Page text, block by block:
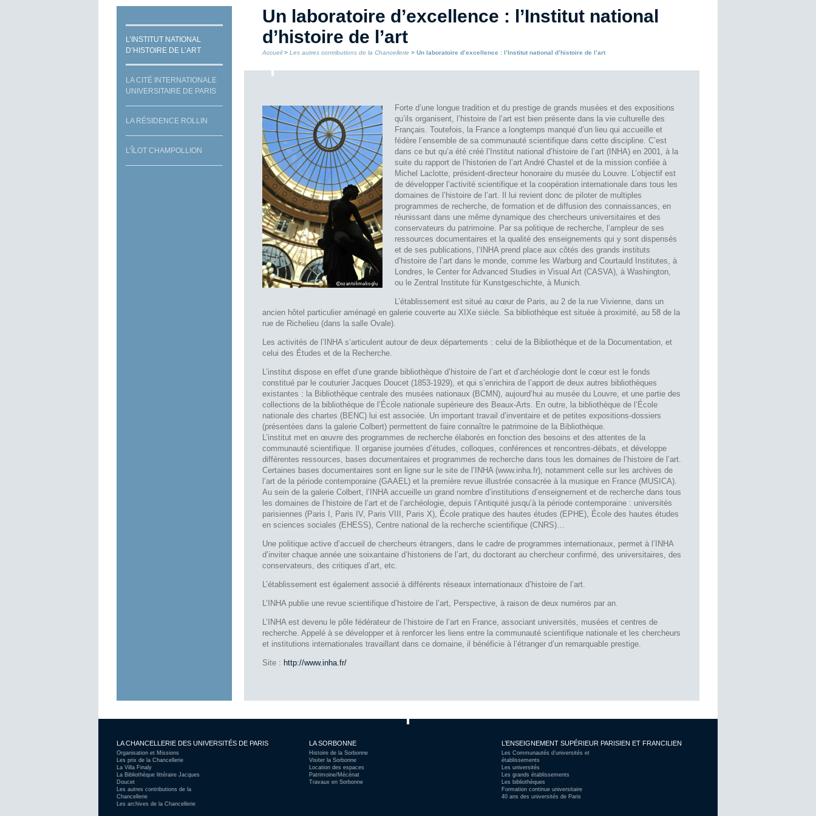
L’INSTITUT NATIONAL
D’HISTOIRE DE L’ART
LA CITÉ INTERNATIONALE
UNIVERSITAIRE DE PARIS
LA RÉSIDENCE ROLLIN
L’ÎLOT CHAMPOLLION
Un laboratoire d’excellence : l’Institut national
d’histoire de l’art
Accueil> Les autres contributions de la Chancellerie > Un laboratoire d’excellence : l’Institut national d’histoire de l’art
Forte d’une longue tradition et du prestige de grands musées et des expositions
qu’ils organisent, l’histoire de l’art est bien présente dans la vie culturelle des
Français. Toutefois, la France a longtemps manqué d’un lieu qui accueille et
fédère l’ensemble de sa communauté scientifique dans cette discipline. C’est
dans ce but qu’a été créé l’Institut national d’histoire de l’art (INHA) en 2001, à la
suite du rapport de l’historien de l’art André Chastel et de la mission confiée à
Michel Laclotte, président-directeur honoraire du musée du Louvre. L’objectif est
de développer l’activité scientifique et la coopération internationale dans tous les
domaines de l’histoire de l’art. Il lui revient donc de piloter de multiples
programmes de recherche, de formation et de diffusion des connaissances, en
réunissant dans une même dynamique des chercheurs universitaires et des
conservateurs du patrimoine. Par sa politique de recherche, l’ampleur de ses
ressources documentaires et la qualité des enseignements qui y sont dispensés
et de ses publications, l’INHA prend place aux côtés des grands instituts
d’histoire de l’art dans le monde, comme les Warburg and Courtauld Institutes, à
Londres, le Center for Advanced Studies in Visual Art (CASVA), à Washington,
ou le Zentral Institute für Kunstgeschichte, à Munich.
L’établissement est situé au cœur de Paris, au 2 de la rue Vivienne, dans un
ancien hôtel particulier aménagé en galerie couverte au XIXe siècle. Sa bibliothèque est située à proximité, au 58 de la
rue de Richelieu (dans la salle Ovale).
Les activités de l’INHA s’articulent autour de deux départements : celui de la Bibliothèque et de la Documentation, et
celui des Études et de la Recherche.
L’institut dispose en effet d’une grande bibliothèque d’histoire de l’art et d’archéologie dont le cœur est le fonds
constitué par le couturier Jacques Doucet (1853-1929), et qui s’enrichira de l’apport de deux autres bibliothèques
existantes : la Bibliothèque centrale des musées nationaux (BCMN), aujourd’hui au musée du Louvre, et une partie des
collections de la bibliothèque de l’École nationale supérieure des Beaux-Arts. En outre, la bibliothèque de l’École
nationale des chartes (BENC) lui est associée. Un important travail d’inventaire et de petites expositions-dossiers
(présentées dans la galerie Colbert) permettent de faire connaître le patrimoine de la Bibliothèque.
L’institut met en œuvre des programmes de recherche élaborés en fonction des besoins et des attentes de la
communauté scientifique. Il organise journées d’études, colloques, conférences et rencontres-débats, et développe
différentes ressources, bases documentaires et programmes de recherche dans tous les domaines de l’histoire de l’art.
Certaines bases documentaires sont en ligne sur le site de l’INHA (www.inha.fr), notamment celle sur les archives de
l’art de la période contemporaine (GAAEL) et la première revue illustrée consacrée à la musique en France (MUSICA).
Au sein de la galerie Colbert, l’INHA accueille un grand nombre d’institutions d’enseignement et de recherche dans tous
les domaines de l’histoire de l’art et de l’archéologie, depuis l’Antiquité jusqu’à la période contemporaine : universités
parisiennes (Paris I, Paris IV, Paris VIII, Paris X), École pratique des hautes études (EPHE), École des hautes études
en sciences sociales (EHESS), Centre national de la recherche scientifique (CNRS)…
Une politique active d’accueil de chercheurs étrangers, dans le cadre de programmes internationaux, permet à l’INHA
d’inviter chaque année une soixantaine d’historiens de l’art, du doctorant au chercheur confirmé, des universitaires, des
conservateurs, des critiques d’art, etc.
L’établissement est également associé à différents réseaux internationaux d’histoire de l’art.
L’INHA publie une revue scientifique d’histoire de l’art, Perspective, à raison de deux numéros par an.
L’INHA est devenu le pôle fédérateur de l’histoire de l’art en France, associant universités, musées et centres de
recherche. Appelé à se développer et à renforcer les liens entre la communauté scientifique nationale et les chercheurs
et institutions internationales travaillant dans ce domaine, il bénéficie à l’étranger d’un remarquable prestige.
Site : http://www.inha.fr/
LA CHANCELLERIE DES UNIVERSITÉS DE PARIS
Organisation et Missions
Les prix de la Chancellerie
La Villa Finaly
La Bibliothèque littéraire Jacques
Doucet
Les autres contributions de la
Chancellerie
Les archives de la Chancellerie
LA SORBONNE
Histoire de la Sorbonne
Visiter la Sorbonne
Location des espaces
Patrimoine/Mécénat
Travaux en Sorbonne
L’ENSEIGNEMENT SUPÉRIEUR PARISIEN ET FRANCILIEN
Les Communautés d’universités et
établissements
Les universités
Les grands établissements
Les bibliothèques
Formation continue universitaire
40 ans des universités de Paris